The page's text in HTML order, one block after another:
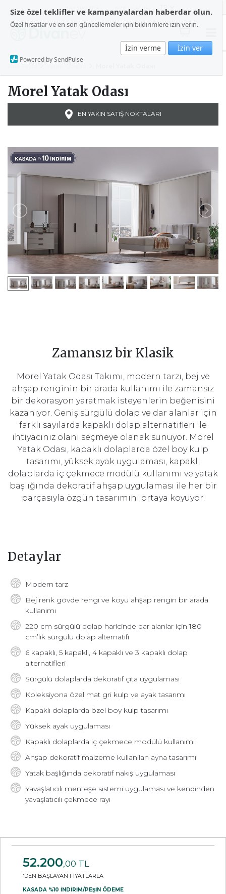
Size özel teklifler ve kampanyalardan haberdar olun.
Özel fırsatlar ve en son güncellemeler için bildirimlere izin verin.
İzin verme İzin ver
Powered by SendPulse
Morel Yatak Odası
EN YAKIN SATIŞ NOKTALARI
Zamansız bir Klasik
Morel Yatak Odası Takımı, modern tarzı, bej ve
ahşap renginin bir arada kullanımı ile zamansız
bir dekorasyon yaratmak isteyenlerin beğenisini
kazanıyor. Geniş sürgülü dolap ve dar alanlar için
farklı sayılarda kapaklı dolap alternatifleri ile
ihtiyacınız olanı seçmeye olanak sunuyor. Morel
Yatak Odası, kapaklı dolaplarda özel boy kulp
tasarımı, yüksek ayak uygulaması, kapaklı
dolaplarda iç çekmece modülü kullanımı ve yatak
başlığında dekoratif ahşap uygulaması ile her bir
parçasıyla özgün tasarımını ortaya koyuyor.
Detaylar
Modern tarz
Bej renk gövde rengi ve koyu ahşap rengin bir arada
kullanımı
220 cm sürgülü dolap haricinde dar alanlar için 180
cm’lik sürgülü dolap alternatifi
6 kapaklı, 5 kapaklı, 4 kapaklı ve 3 kapaklı dolap
alternatifleri
Sürgülü dolaplarda dekoratif çıta uygulaması
Koleksiyona özel mat gri kulp ve ayak tasarımı
Kapaklı dolaplarda özel boy kulp tasarımı
Yüksek ayak uygulaması
Kapaklı dolaplarda iç çekmece modülü kullanımı
Ahşap dekoratif malzeme kullanılan ayna tasarımı
Yatak başlığında dekoratif nakış uygulaması
Yavaşlatıcılı menteşe sistemi uygulaması ve kendinden
yavaşlatıcılı çekmece rayı
52.200,00 TL
'DEN BAŞLAYAN FİYATLARLA
KASADA %10 İNDİRİM/PEŞİN ÖDEME